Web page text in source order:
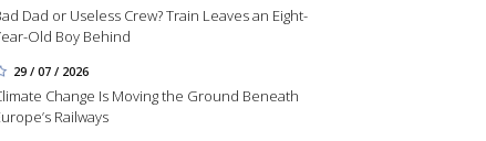
Dad or Useless Crew? Train Leaves an Eight-
Old Boy Behind
29 / 07 / 2026
Change Is Moving the Ground Beneath
Railways